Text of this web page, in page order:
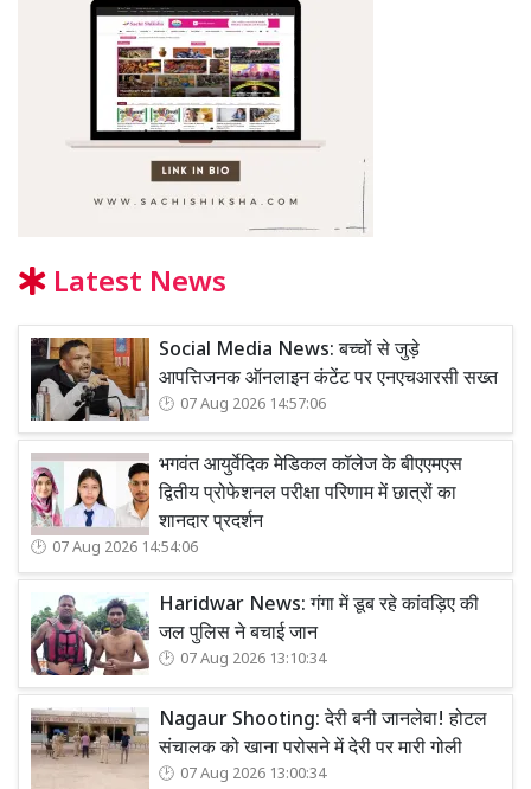
Latest News
Social Media News: बच्चों से जुड़े
आपत्तिजनक ऑनलाइन कंटेंट पर एनएचआरसी सख्त
07 Aug 2026 14:57:06
भगवंत आयुर्वेदिक मेडिकल कॉलेज के बीएएमएस
द्वितीय प्रोफेशनल परीक्षा परिणाम में छात्रों का
शानदार प्रदर्शन
07 Aug 2026 14:54:06
Haridwar News: गंगा में डूब रहे कांवड़िए की
जल पुलिस ने बचाई जान
07 Aug 2026 13:10:34
Nagaur Shooting: देरी बनी जानलेवा! होटल
संचालक को खाना परोसने में देरी पर मारी गोली
07 Aug 2026 13:00:34